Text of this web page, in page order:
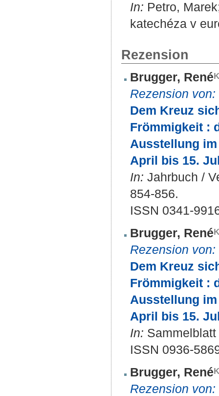
In: Petro,
katechéza v
Rezension
Brugger, René
Rezension von:
Dem Kreuz
Frömmigkeit :
Ausstellung
April bis 15.
In: Jahrbuch /
854-856.
ISSN 0341-
Brugger, René
Rezension von:
Dem Kreuz
Frömmigkeit :
Ausstellung
April bis 15.
In:
ISSN 0936-
Brugger, René
Rezension von: